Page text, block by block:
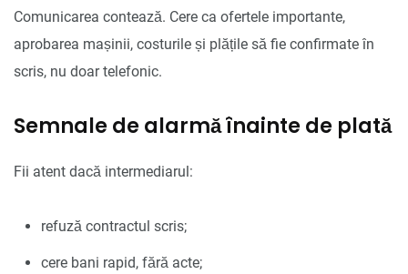
Comunicarea contează. Cere ca ofertele importante,
aprobarea mașinii, costurile și plățile să fie confirmate în
scris, nu doar telefonic.
Semnale de alarmă înainte de plată
Fii atent dacă intermediarul:
refuză contractul scris;
cere bani rapid, fără acte;